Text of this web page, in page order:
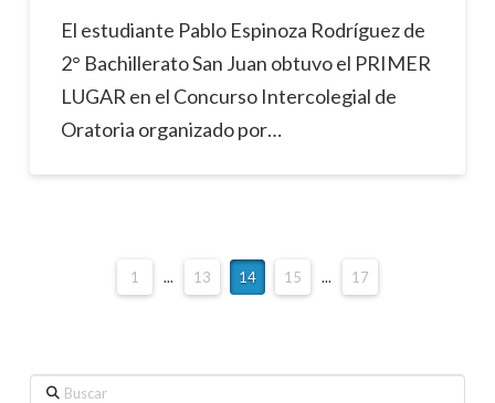
El estudiante Pablo Espinoza Rodríguez de
2° Bachillerato San Juan obtuvo el PRIMER
LUGAR en el Concurso Intercolegial de
Oratoria organizado por…
1 ... 13 14 15 ... 17
Buscar